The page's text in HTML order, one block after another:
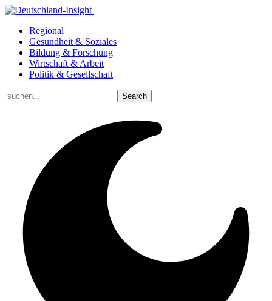
Regional
Gesundheit & Soziales
Bildung & Forschung
Wirtschaft & Arbeit
Politik & Gesellschaft